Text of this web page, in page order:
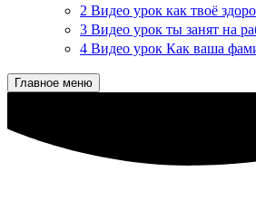
2 Видео урок как твоё
3 Видео урок ты занят на
4 Видео урок Как ваша
Главное меню